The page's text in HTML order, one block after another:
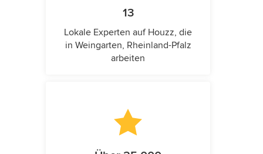
13
Lokale Experten auf Houzz, die
in Weingarten, Rheinland-Pfalz
arbeiten